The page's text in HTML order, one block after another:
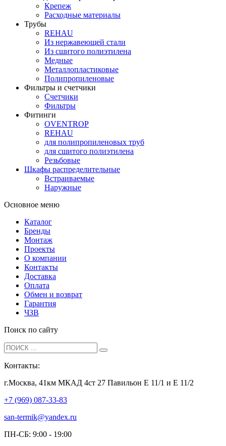
Крепеж
Расходные материалы
Трубы
REHAU
Из нержавеющей стали
Из сшитого полиэтилена
Медные
Металлопластиковые
Полипропиленовые
Фильтры и счетчики
Счетчики
Фильтры
Фитинги
OVENTROP
REHAU
для полипропиленовых труб
для сшитого полиэтилена
Резьбовые
Шкафы распределительные
Встраиваемые
Наружные
Основное меню
Каталог
Бренды
Монтаж
Проекты
О компании
Контакты
Доставка
Оплата
Обмен и возврат
Гарантия
ЧЗВ
Поиск по сайту
Контакты:
г.Москва, 41км МКАД 4ст 27 Павильон Е 11/1 и Е 11/2
+7 (969) 087-33-83
san-termik@yandex.ru
ПН-СБ: 9:00 - 19:00